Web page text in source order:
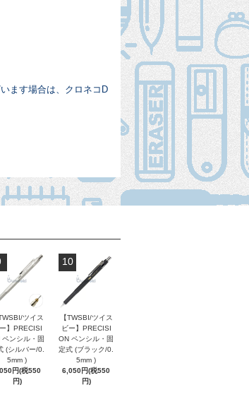
ます場合は、クロネコD
ツイス
】PRECISI
ペンシル・固
(シルバー/0.
5mm )
円(税550
円)
10
【TWSBI/ツイス
ビー】PRECISI
ON ペンシル・固
定式 (ブラック/0.
5mm )
6,050円(税550
円)